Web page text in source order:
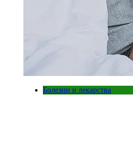
Болезни и лекарства